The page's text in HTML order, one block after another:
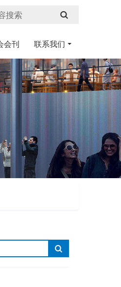
会刊 联系我们